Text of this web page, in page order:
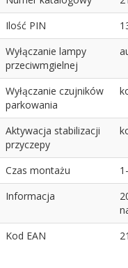
Ilość PIN
Wyłączanie lampy
przeciwmgielnej
Wyłączanie czujników
parkowania
Aktywacja stabilizacji
przyczepy
Czas montażu
Informacja
Kod EAN